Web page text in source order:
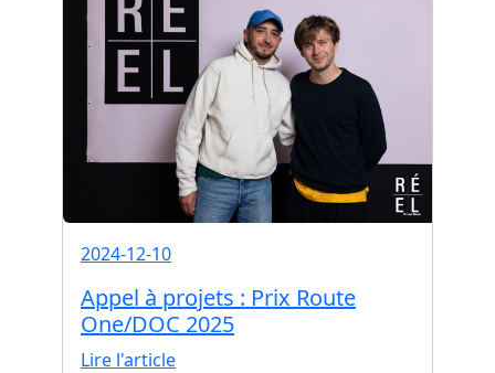
2024-12-10
Appel à projets : Prix Route
One/DOC 2025
Lire l'article